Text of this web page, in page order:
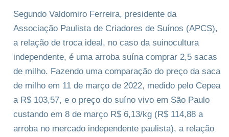
Segundo Valdomiro Ferreira, presidente da
Associação Paulista de Criadores de Suínos (APCS),
a relação de troca ideal, no caso da suinocultura
independente, é uma arroba suína comprar 2,5 sacas
de milho. Fazendo uma comparação do preço da saca
de milho em 11 de março de 2022, medido pelo Cepea
a R$ 103,57, e o preço do suíno vivo em São Paulo
custando em 8 de março R$ 6,13/kg (R$ 114,88 a
arroba no mercado independente paulista), a relação